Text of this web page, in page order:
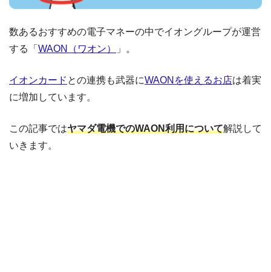
数あるおすすめの電子マネーの中でイオングループが運営
する「 WAON（ワオン） 」。
イオンカード との連携も武器にWAONを使えるお店は着実
に増加しています。
この記事ではヤマダ電機でのWAON利用について解説して
いきます。